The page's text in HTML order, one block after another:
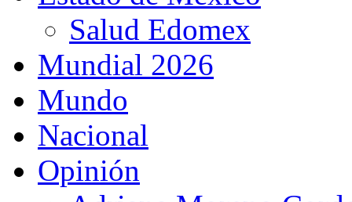
Salud Edomex
Mundial 2026
Mundo
Nacional
Opinión